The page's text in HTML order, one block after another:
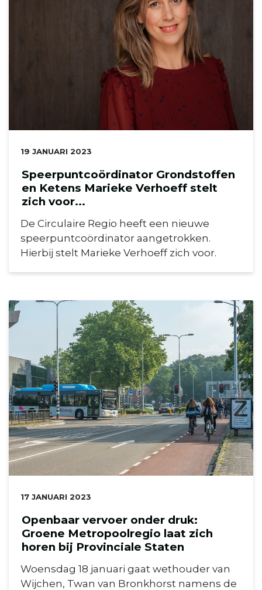
DATUM:
19 JANUARI 2023
Speerpuntcoördinator Grondstoffen
en Ketens Marieke Verhoeff stelt
zich voor...
De Circulaire Regio heeft een nieuwe
speerpuntcoördinator aangetrokken.
Hierbij stelt Marieke Verhoeff zich voor.
DATUM:
17 JANUARI 2023
Openbaar vervoer onder druk:
Groene Metropoolregio laat zich
horen bij Provinciale Staten
Woensdag 18 januari gaat wethouder van
Wijchen, Twan van Bronkhorst namens de